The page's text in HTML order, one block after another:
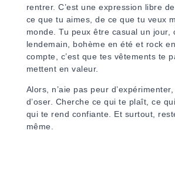
rentrer. C’est une expression libre
ce que tu aimes, de ce que tu veux
monde. Tu peux être casual un jour,
lendemain, bohème en été et rock
compte, c’est que tes vêtements te
mettent en valeur.
Alors, n’aie pas peur d’expérimenter,
d’oser. Cherche ce qui te plaît, ce
qui te rend confiante. Et surtout,
même.